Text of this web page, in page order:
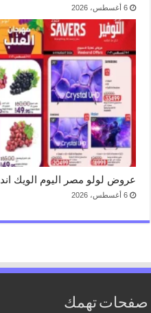
6 أغسطس، 2026
عروض لولو مصر اليوم الويك اند 6 – 9 اغسطس 2026
6 أغسطس، 2026
صفحات تهمك